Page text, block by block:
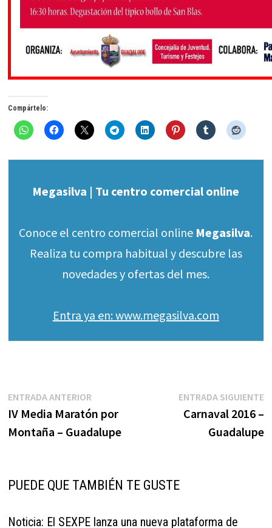
Compártelo:
Megasilva | Tu centro comercial online
Conoce el centro comercial online Megasilva.
Realiza tu compra habitual y descubre las
novedades y ofertas del mes.
Entra ya en: www.megasilva.com
Navegación
de
ENTRADA ANTERIOREntrada
anterior:
IV Media Maratón por
Montaña – Guadalupe
ENTRADA SIGUIENTE
Carnaval 2016 –
Guadalupe
PUEDE QUE TAMBIÉN TE GUSTE
Noticia: El SEXPE lanza una nueva plataforma de